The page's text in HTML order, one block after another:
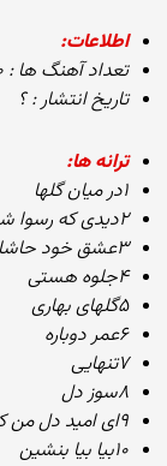
اطلاعات:
تعداد آهنگ ها : ۱۰
تاریخ انتشار : ؟
ترانه ها:
۱در میان گلها
۲دیدی که رسوا شد دلم
۳عشق خود حاشا مکن
۴جلوه هستی
۵گلهای بهاری
۶عمر دوباره
۷تنهایی
۸سوز دل
۹ای امید دل من کجایی
۱۰بیا بیا بنشین